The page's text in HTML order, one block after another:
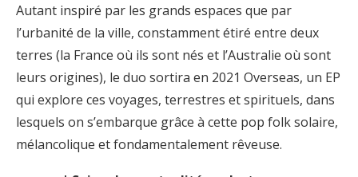
Autant inspiré par les grands espaces que par
l’urbanité de la ville, constamment étiré entre deux
terres (la France où ils sont nés et l’Australie où sont
leurs origines), le duo sortira en 2021 Overseas, un EP
qui explore ces voyages, terrestres et spirituels, dans
lesquels on s’embarque grâce à cette pop folk solaire,
mélancolique et fondamentalement rêveuse.